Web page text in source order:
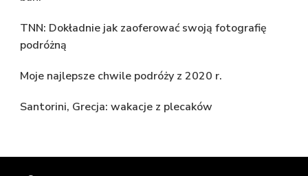
TNN: Dokładnie jak zaoferować swoją fotografię
podróżną
Moje najlepsze chwile podróży z 2020 r.
Santorini, Grecja: wakacje z plecaków